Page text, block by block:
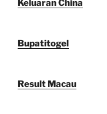
Keluaran China
Bupatitogel
Result Macau